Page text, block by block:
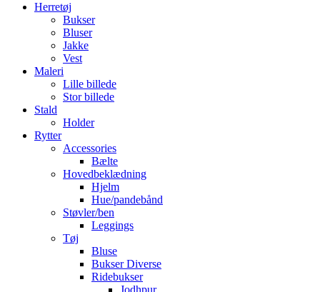
Herretøj
Bukser
Bluser
Jakke
Vest
Maleri
Lille billede
Stor billede
Stald
Holder
Rytter
Accessories
Bælte
Hovedbeklædning
Hjelm
Hue/pandebånd
Støvler/ben
Leggings
Tøj
Bluse
Bukser Diverse
Ridebukser